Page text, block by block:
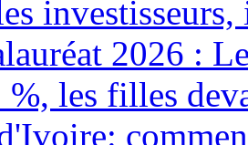
2026 :
les filles